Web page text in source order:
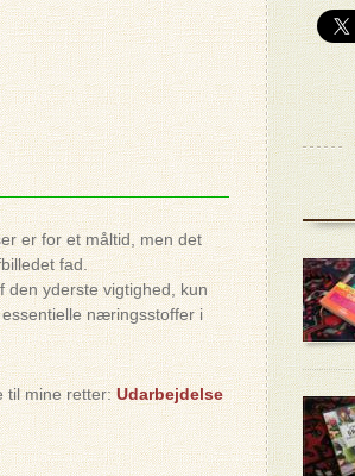
er for et måltid, men det
fad.
yderste vigtighed, kun
næringsstoffer i
til mine retter:Udarbejdelse